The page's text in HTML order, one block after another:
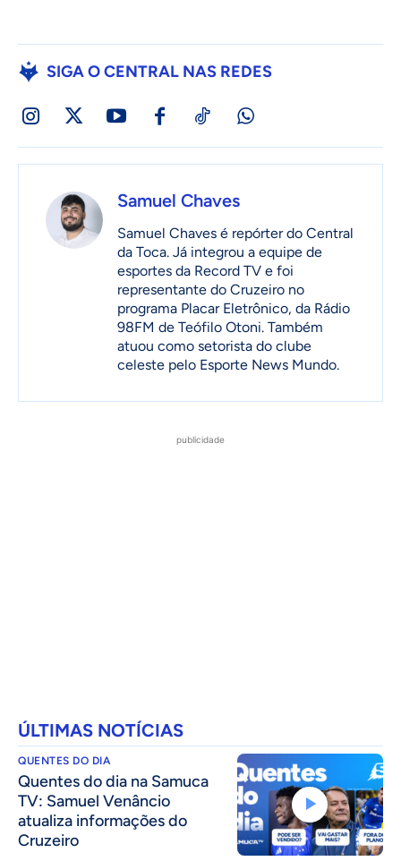
SIGA O CENTRAL NAS REDES
Samuel Chaves
Samuel Chaves é repórter do Central
da Toca. Já integrou a equipe de
esportes da Record TV e foi
representante do Cruzeiro no
programa Placar Eletrônico, da Rádio
98FM de Teófilo Otoni. Também
atuou como setorista do clube
celeste pelo Esporte News Mundo.
publicidade
ÚLTIMAS NOTÍCIAS
QUENTES DO DIA
Quentes do dia na Samuca
TV: Samuel Venâncio
atualiza informações do
Cruzeiro